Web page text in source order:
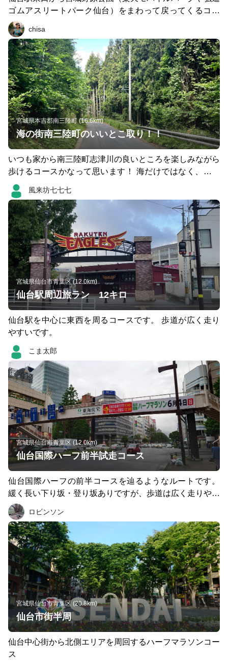
ゴムアスリートパーク仙台）をまわって戻ってくるコー
ス。覚えやすくて方向音痴の方にもおすすめです。出張や
旅行ついでにいかがでしょうか。
chisa
宮城県本吉郡南三陸町 (16.6km)
海の街南三陸町のいいとこ取り！！
いつも家から南三陸町志津川の良いところを楽しみながら
歩けるコースかなって思います！ 海だけではなく、山も
有って起伏も楽しめる素晴らしい街だと私は思う！！
風来坊七七七
宮城県仙台市青葉区 (12.0km)
仙台駅周辺旅ラン 12キロ
仙台駅を中心に東西を周るコースです。 歩道が広く走り
やすいです。
こま太郎
宮城県仙台市青葉区 (12.0km)
仙台国際ハーフ前半試走コース
仙台国際ハーフの前半コースを辿るようなルートです。
緩く長い下り坂・登り坂ありですが、歩道は広く走りやす
い。
ロビンソン
宮城県仙台市青葉区 (20.8km)
仙台市街半周
仙台中心街から北側エリアを周回するハーフマラソンコー
ス